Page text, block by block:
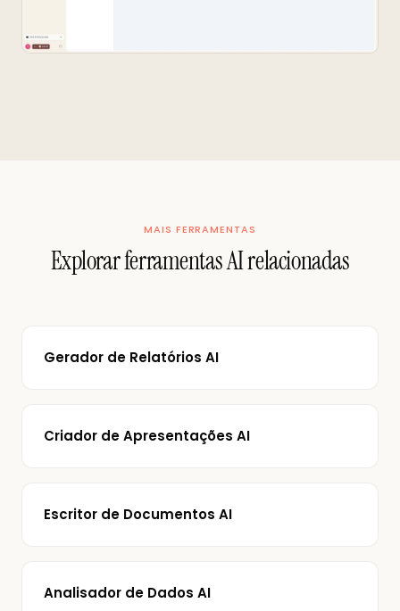
MAIS FERRAMENTAS
Explorar ferramentas AI relacionadas
Gerador de Relatórios AI
Criador de Apresentações AI
Escritor de Documentos AI
Analisador de Dados AI